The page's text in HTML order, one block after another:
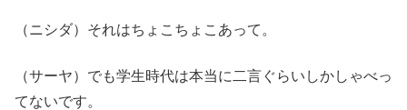
（ニシダ）それはちょこちょこあって。
（サーヤ）でも学生時代は本当に二言ぐらいしかしゃべっ
てないです。